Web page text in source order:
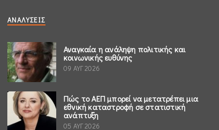
ΑΝΑΛΎΣΕΙΣ
Αναγκαία η ανάληψη πολιτικής και
κοινωνικής ευθύνης
09 ΑΥΓ 2026
Πώς το ΑΕΠ μπορεί να μετατρέπει μια
εθνική καταστροφή σε στατιστική
ανάπτυξη
05 ΑΥΓ 2026